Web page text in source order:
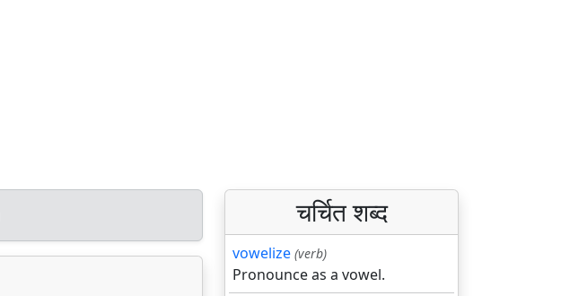
चर्चित शब्द
vowelize (verb)
Pronounce as a vowel.